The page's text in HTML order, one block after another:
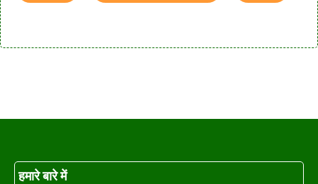
हमारे बारे में